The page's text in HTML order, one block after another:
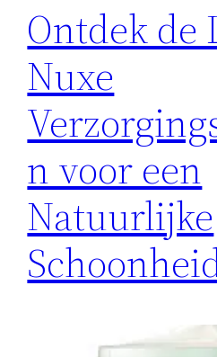
Ontdek de
Nuxe
n voor een
Natuurlijke